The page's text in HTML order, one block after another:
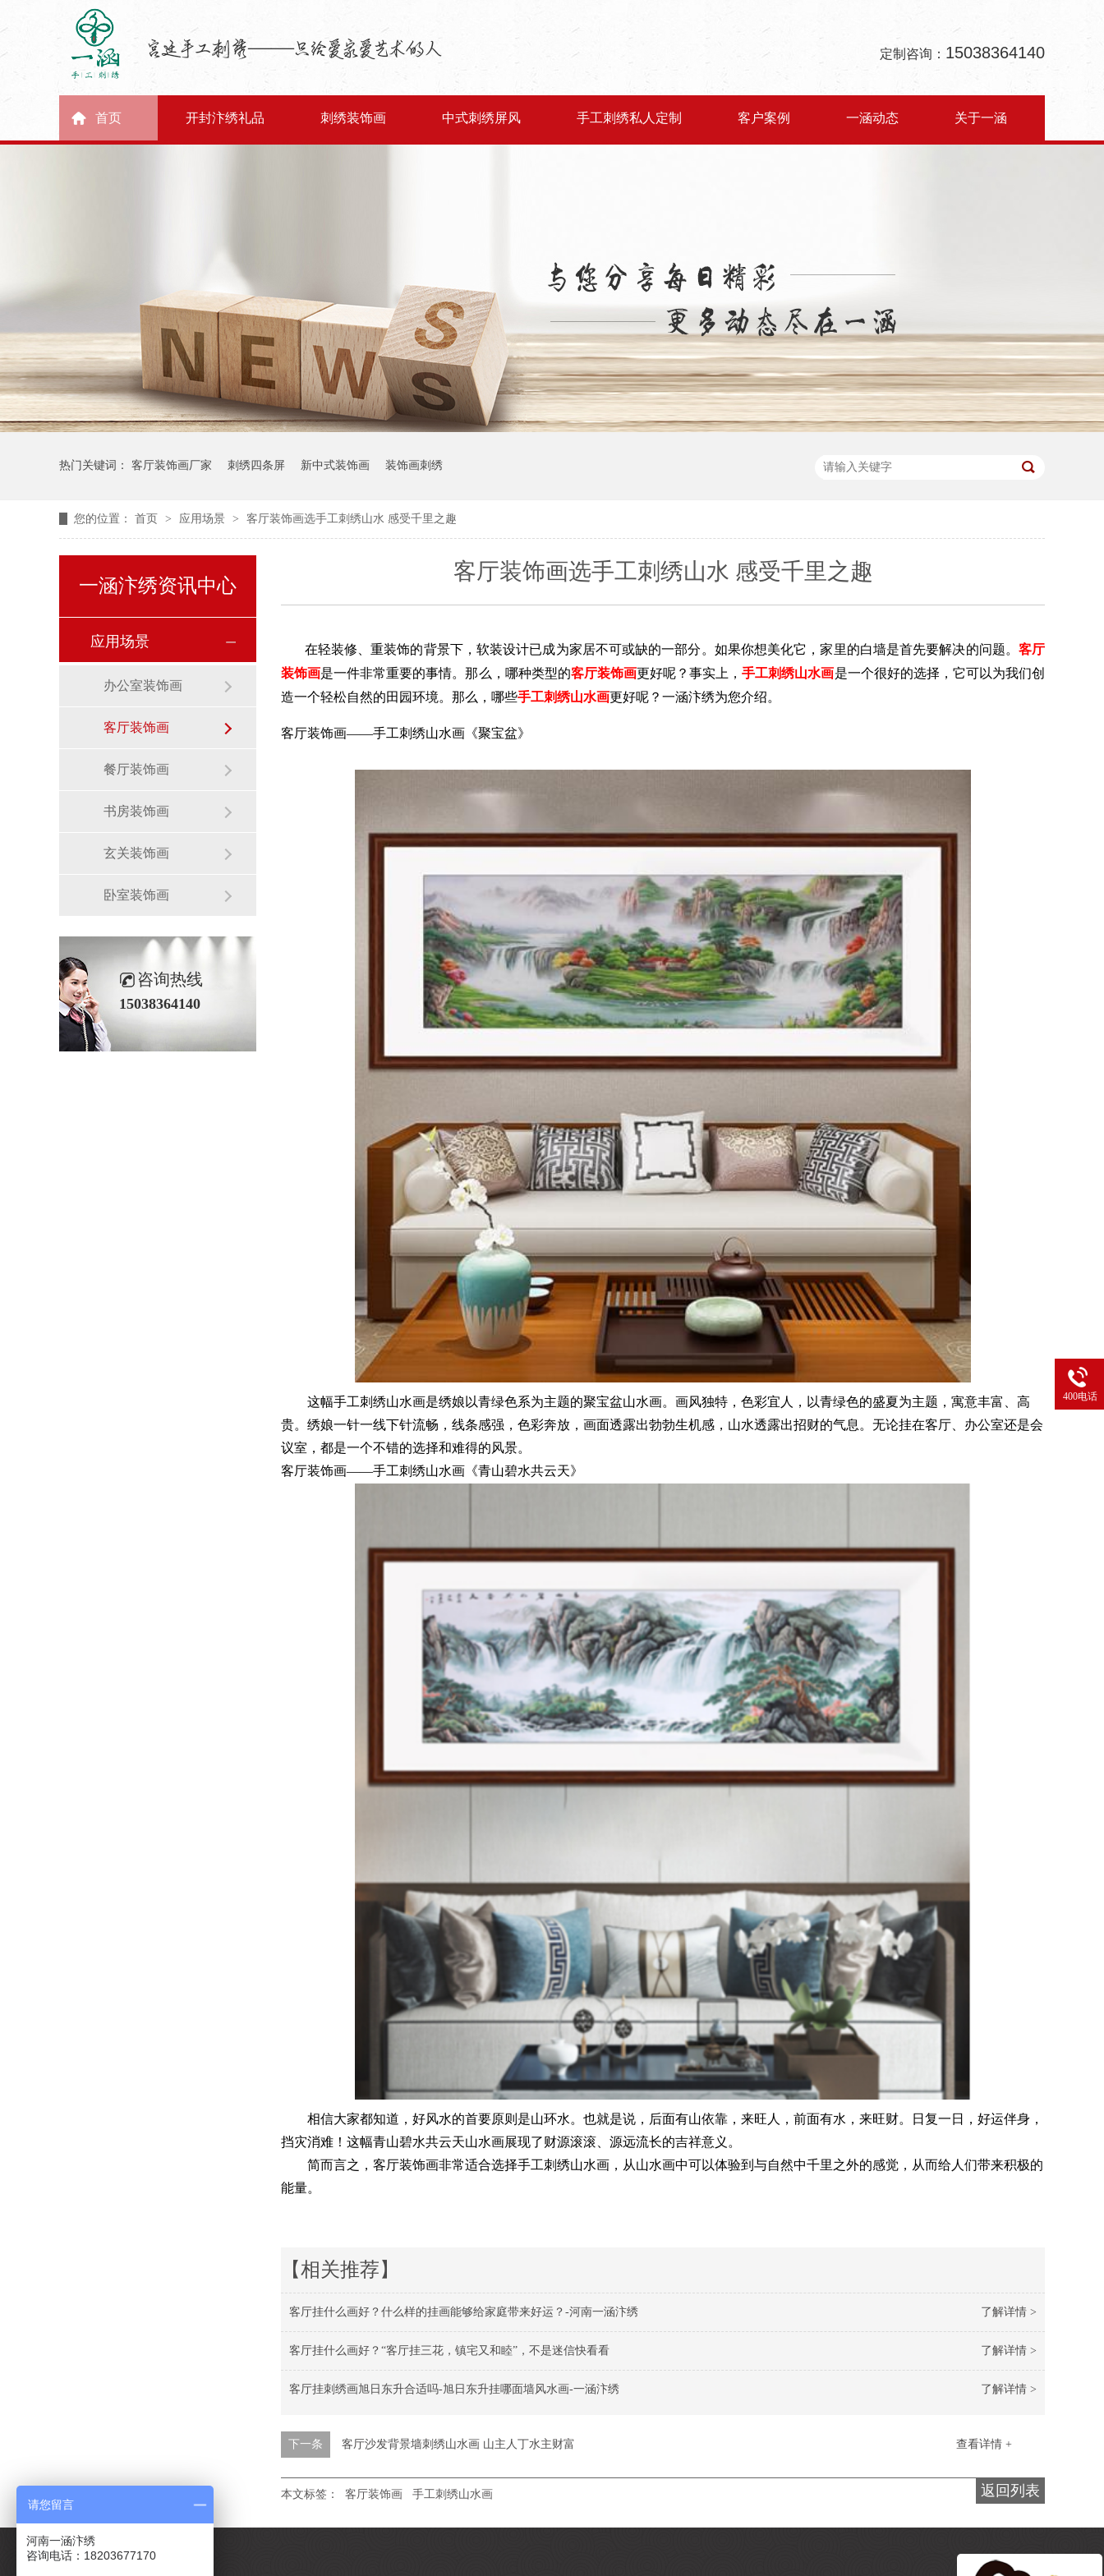
定制咨询： 15038364140
首页 开封汴绣礼品 刺绣装饰画 中式刺绣屏风 手工刺绣私人定制 客户案例 一涵动态 关于一涵
热门关键词： 客厅装饰画厂家 刺绣四条屏 新中式装饰画 装饰画刺绣
您的位置： 首页 > 应用场景 > 客厅装饰画选手工刺绣山水 感受千里之趣
一涵汴绣资讯中心
应用场景
办公室装饰画
客厅装饰画
餐厅装饰画
书房装饰画
玄关装饰画
卧室装饰画
咨询热线
15038364140
客厅装饰画选手工刺绣山水 感受千里之趣
在轻装修、重装饰的背景下，软装设计已成为家居不可或缺的一部分。如果你想美化它，家里的白墙是首先要解决的问题。 客厅
装饰画是一件非常重要的事情。那么，哪种类型的客厅装饰画更好呢？事实上，手工刺绣山水画是一个很好的选择，它可以为我们创
造一个轻松自然的田园环境。那么，哪些手工刺绣山水画更好呢？一涵汴绣为您介绍。
客厅装饰画——手工刺绣山水画《聚宝盆》
这幅手工刺绣山水画是绣娘以青绿色系为主题的聚宝盆山水画。画风独特，色彩宜人，以青绿色的盛夏为主题，寓意丰富、高
贵。绣娘一针一线下针流畅，线条感强，色彩奔放，画面透露出勃勃生机感，山水透露出招财的气息。无论挂在客厅、办公室还是会
议室，都是一个不错的选择和难得的风景。
客厅装饰画——手工刺绣山水画《青山碧水共云天》
相信大家都知道，好风水的首要原则是山环水。也就是说，后面有山依靠，来旺人，前面有水，来旺财。日复一日，好运伴身，
挡灾消难！这幅青山碧水共云天山水画展现了财源滚滚、源远流长的吉祥意义。
简而言之，客厅装饰画非常适合选择手工刺绣山水画，从山水画中可以体验到与自然中千里之外的感觉，从而给人们带来积极的
能量。
【相关推荐】
了解详情 >
客厅挂什么画好？什么样的挂画能够给家庭带来好运？-河南一涵汴绣
了解详情 >
客厅挂什么画好？“客厅挂三花，镇宅又和睦”，不是迷信快看看
了解详情 >
客厅挂刺绣画旭日东升合适吗-旭日东升挂哪面墙风水画-一涵汴绣
查看详情 +
下一条 客厅沙发背景墙刺绣山水画 山主人丁水主财富
返回列表
本文标签： 客厅装饰画 手工刺绣山水画
400电话
请您留言
河南一涵汴绣
咨询电话：18203677170